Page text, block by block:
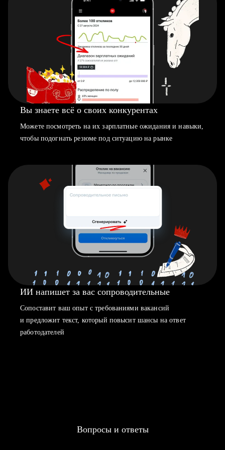
Вы знаете всё о своих конкурентах
Можете посмотреть на их зарплатные ожидания и навыки,
чтобы подогнать резюме под ситуацию на рынке
ИИ напишет за вас сопроводительные
Сопоставит ваш опыт с требованиями вакансий
и предложит текст, который повысит шансы на ответ
работодателей
Вопросы и ответы